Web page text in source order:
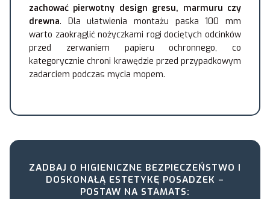
zachować pierwotny design gresu, marmuru czy
drewna. Dla ułatwienia montażu paska 100 mm
warto zaokrąglić nożyczkami rogi dociętych odcinków
przed zerwaniem papieru ochronnego, co
kategorycznie chroni krawędzie przed przypadkowym
zadarciem podczas mycia mopem.
ZADBAJ O HIGIENICZNE BEZPIECZEŃSTWO I
DOSKONAŁĄ ESTETYKĘ POSADZEK –
POSTAW NA STAMATS: